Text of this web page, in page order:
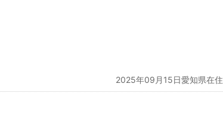
2025年09月15日愛知県在住